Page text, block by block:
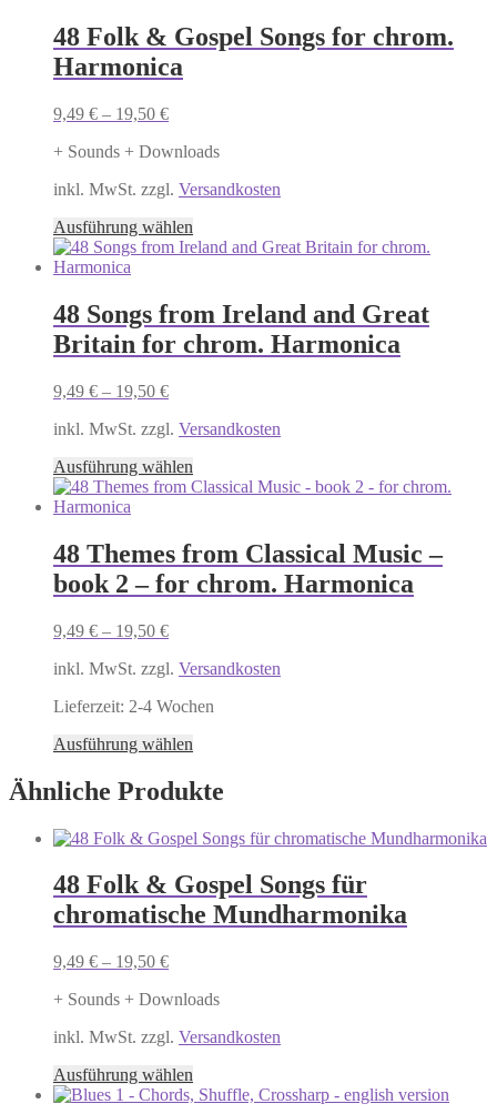
48 Folk & Gospel Songs for chrom.
Harmonica
9,49 € – 19,50 €
+ Sounds + Downloads
inkl. MwSt. zzgl. Versandkosten
Ausführung wählen
Produkt
Varianten
auf.
Die
der
werden
48 Songs from Ireland and Great
Britain for chrom. Harmonica
9,49 € – 19,50 €
inkl. MwSt. zzgl. Versandkosten
Ausführung wählen
Produkt
Varianten
auf.
Die
der
gewählt
48 Themes from Classical Music –
book 2 – for chrom. Harmonica
9,49 € – 19,50 €
inkl. MwSt. zzgl. Versandkosten
Lieferzeit: 2-4 Wochen
Ausführung wählen
weist
mehrere
auf.
Optionen
können
auf
werden
Ähnliche Produkte
48 Folk & Gospel Songs für
chromatische Mundharmonika
9,49 € – 19,50 €
+ Sounds + Downloads
inkl. MwSt. zzgl. Versandkosten
Ausführung wählen
Produkt